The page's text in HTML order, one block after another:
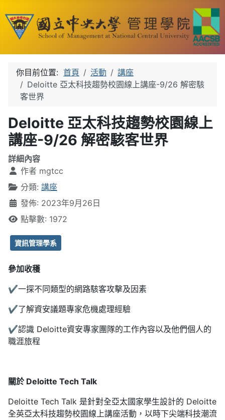
你目前位置: 首頁 活動
講座
Deloitte 亞太科技趨勢校園線上講座-9/26 解密駭
客世界
Deloitte 亞太科技趨勢校園線上
講座-9/26 解密駭客世界
詳細內容
作者 mgtcc
分類: 講座
發佈: 2023年9月26日
點擊數: 1972
資訊管理學系
參加收穫
✔一探不同類型的網路駭客攻擊及因素
✔了解資安議題專家危機處理經驗
✔認識 Deloitte資安專家團隊的工作內容以及他們個人的
職涯旅程
關於 Deloitte Tech Talk
Deloitte Tech Talk 是針對全亞太國家學生設計的 Deloitte
全英亞太科技趨勢校園線上講座活動，以時下尖端科技潮流